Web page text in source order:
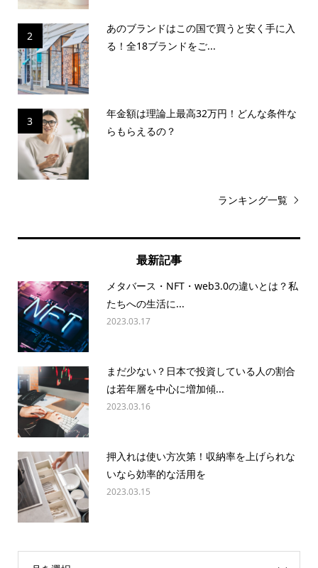
2
あのブランドはこの国で買うと安く手に入
る！全18ブランドをご...
3
年金額は理論上最高32万円！どんな条件な
らもらえるの？
ランキング一覧
最新記事
メタバース・NFT・web3.0の違いとは？私
たちへの生活に...
2023.03.17
まだ少ない？日本で投資している人の割合
は若年層を中心に増加傾...
2023.03.16
押入れは使い方次第！収納率を上げられな
いなら効率的な活用を
2023.03.15